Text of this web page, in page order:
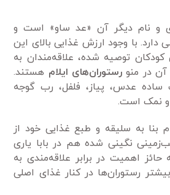
و نام دیگر آن «عد ساو» است و
با وجود ارزش غذایی بالای این
توصیه شده، علاقه‌مندان به
در منو رستوران‌های ایلام هستند.
ساده عدس، پیاز، فلفل، رب گوجه
و نمک است.
بنا به سلیقه و طبع غذایی خود از
نگینی شده هم در بابا یاری
حائز اهمیت در برابر علاقه‌مندی به
رستوران‌ها در کنار غذای اصلی